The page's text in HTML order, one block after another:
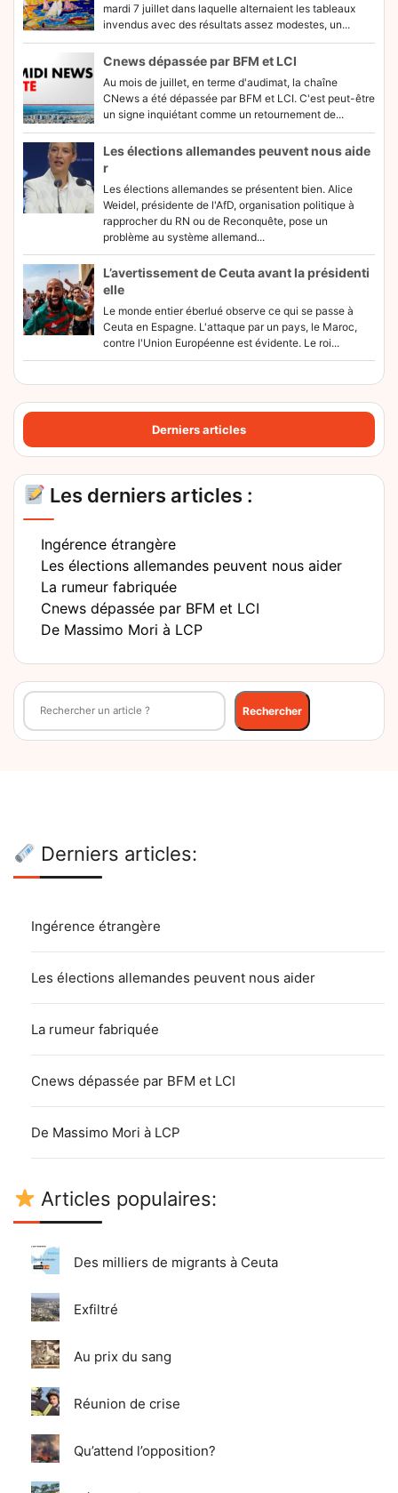
mardi 7 juillet dans laquelle alternaient les tableaux
invendus avec des résultats assez modestes, un...
Cnews dépassée par BFM et LCI
Au mois de juillet, en terme d'audimat, la chaîne
CNews a été dépassée par BFM et LCI. C'est peut-être
un signe inquiétant comme un retournement de...
Les élections allemandes peuvent nous aide
r
Les élections allemandes se présentent bien. Alice
Weidel, présidente de l'AfD, organisation politique à
rapprocher du RN ou de Reconquête, pose un
problème au système allemand...
L’avertissement de Ceuta avant la présidenti
elle
Le monde entier éberlué observe ce qui se passe à
Ceuta en Espagne. L'attaque par un pays, le Maroc,
contre l'Union Européenne est évidente. Le roi...
Derniers articles
Les derniers articles :
Ingérence étrangère
Les élections allemandes peuvent nous aider
La rumeur fabriquée
Cnews dépassée par BFM et LCI
De Massimo Mori à LCP
Rechercher
Rechercher
Derniers articles:
Ingérence étrangère
Les élections allemandes peuvent nous aider
La rumeur fabriquée
Cnews dépassée par BFM et LCI
De Massimo Mori à LCP
Articles populaires:
Des milliers de migrants à Ceuta
Exfiltré
Au prix du sang
Réunion de crise
Qu’attend l’opposition?